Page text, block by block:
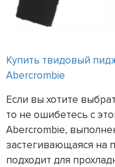
Купить твидовый
Abercrombie
Если вы хотите
то не ошибетесь с
Abercrombie,
застегивающаяся на
подходит для